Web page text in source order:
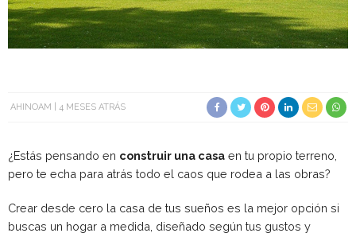
AHINOAM 4 MESES ATRÁS
¿Estás pensando en construir una casa en tu propio terreno,
pero te echa para atrás todo el caos que rodea a las obras?
Crear desde cero la casa de tus sueños es la mejor opción si
buscas un hogar a medida, diseñado según tus gustos y